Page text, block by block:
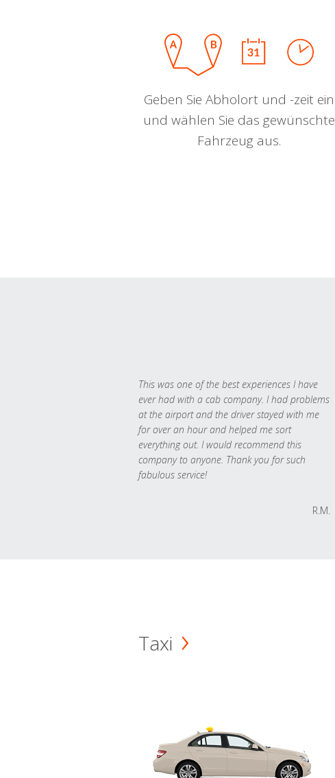
Geben Sie Abholort und -zeit ein
und wählen Sie das gewünschte
Fahrzeug aus.
This was one of the best experiences I have
ever had with a cab company. I had problems
at the airport and the driver stayed with me
for over an hour and helped me sort
everything out. I would recommend this
company to anyone. Thank you for such
fabulous service!
R.M.
Taxi